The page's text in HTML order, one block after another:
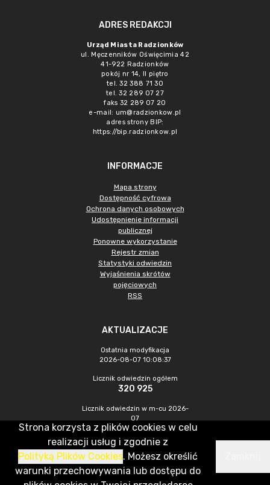
ADRES REDAKCJI
Urząd Miasta Radzionków
ul. Męczenników Oświęcimia 42
41-922 Radzionków
pokój nr 14, II piętro
tel. 32 388 71 30
tel. 32 289 07 27
faks 32 289 07 20
e-mail: um@radzionkow.pl
adres strony BIP:
https://bip.radzionkow.pl
INFORMACJE
Mapa strony
Dostępność cyfrowa
Ochrona danych osobowych
Udostępnienie informacji
publicznej
Ponowne wykorzystanie
Rejestr zmian
Statystyki odwiedzin
Wyjaśnienia skrótów
pojęciowych
RSS
AKTUALIZACJE
Ostatnia modyfikacja
2026-08-07 10:08:37
Licznik odwiedzin ogółem
320 925
Licznik odwiedzin w m-cu 2026-
07
984
CMS & Hosting: Nefeni Sp. z o.o.
Strona korzysta z plików cookies w celu
realizacji usług i zgodnie z
Polityką Plików Cookies. Możesz określić
warunki przechowywania lub dostępu do